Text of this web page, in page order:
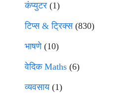
कंप्युटर (1)
टिप्स & ट्रिक्स(830)
भाषणे(10)
वेदिक Maths (6)
व्यवसाय(1)